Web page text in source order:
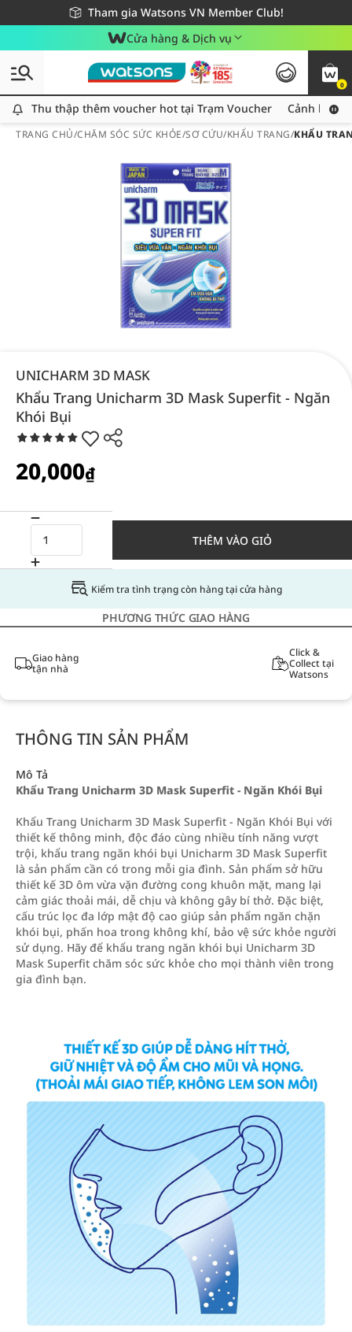
Tham gia Watsons VN Member Club!
Miễn phí giao hàng cho đơn hàng từ 249,000Đ
Giao hàng nhanh 24h - Áp dụng khu vực TP. Hồ Chí Minh
Cửa hàng & Dịch vụ
0
Thu thập thêm voucher hot tại Trạm Voucher
Thu thập thêm voucher hot tại Trạm Voucher Cảnh báo
TRANG CHỦ/CHĂM SÓC SỨC KHỎE/SƠ CỨU/KHẨU TRANG/KHẨU
UNICHARM 3D MASK
Khẩu Trang Unicharm 3D Mask Superfit - Ngăn
Khói Bụi
20,000₫
THÊM VÀO GIỎ
Kiểm tra tình trạng còn hàng tại cửa hàng
PHƯƠNG THỨC GIAO HÀNG
Giao hàng
tận nhà
Click &
Collect tại
Watsons
THÔNG TIN SẢN PHẨM
Mô Tả
Khẩu Trang Unicharm 3D Mask Superfit - Ngăn Khói Bụi
Khẩu Trang Unicharm 3D Mask Superfit - Ngăn Khói Bụi với
thiết kế thông minh, độc đáo cùng nhiều tính năng vượt
trội, khẩu trang ngăn khói bụi Unicharm 3D Mask Superfit
là sản phẩm cần có trong mỗi gia đình. Sản phẩm sở hữu
thiết kế 3D ôm vừa vặn đường cong khuôn mặt, mang lại
cảm giác thoải mái, dễ chịu và không gây bí thở. Đặc biệt,
cấu trúc lọc đa lớp mật độ cao giúp sản phẩm ngăn chặn
khói bụi, phấn hoa trong không khí, bảo vệ sức khỏe người
sử dụng. Hãy để khẩu trang ngăn khói bụi Unicharm 3D
Mask Superfit chăm sóc sức khỏe cho mọi thành viên trong
gia đình bạn.